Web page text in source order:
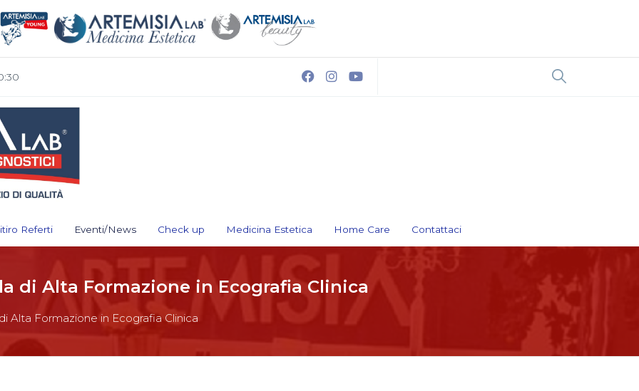
Referti Eventi/News Check up Medicina Estetica Home Care Contattaci
di Alta Formazione in Ecografia Clinica
Alta Formazione in Ecografia Clinica